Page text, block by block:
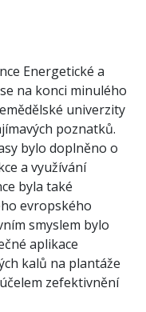
Energetické a
na konci minulého
univerzity
poznatků.
bylo doplněno o
a využívání
byla také
evropského
smyslem bylo
aplikace
kalů na plantáže
zefektivnění